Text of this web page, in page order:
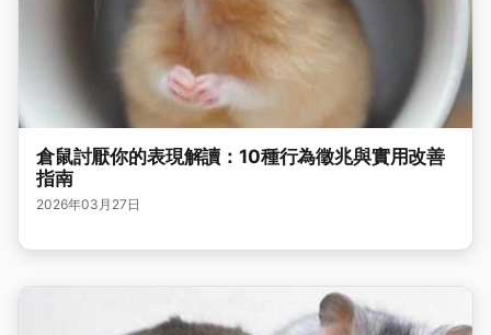
倉鼠討厭你的表現解讀：10種行為徵兆與實用改善
指南
2026年03月27日